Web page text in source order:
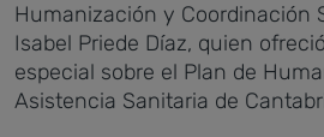
Humanización y Coordinación
Isabel Priede Díaz, quien
especial sobre el Plan de
Asistencia Sanitaria de